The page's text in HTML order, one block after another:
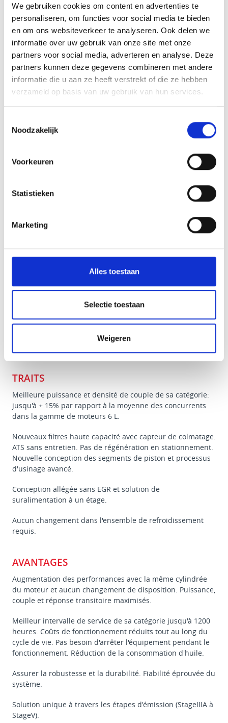
We gebruiken cookies om content en advertenties te
personaliseren, om functies voor social media te bieden
en om ons websiteverkeer te analyseren. Ook delen we
informatie over uw gebruik van onze site met onze
partners voor social media, adverteren en analyse. Deze
partners kunnen deze gegevens combineren met andere
informatie die u aan ze heeft verstrekt of die ze hebben
verzameld op basis van uw gebruik van hun services.
Noodzakelijk
Voorkeuren
Statistieken
Marketing
Alles toestaan
Selectie toestaan
Weigeren
L (en ligne)
V (configuration 90 ° "V")
TRAITEMENT DE L'AIR
TCA (turbocompressé avec refroidisseur d'admission)
TC (turbocompressé)
NA (à aspiration naturelle)
M (mécanique)
EUI (Electronic Unit Injector)
SYSTÈME D'ÉCHAPPEMENT
SCR (réduction catalytique sélective)
KEY ADVANTAGES
TRAITS
Meilleure puissance et densité de couple de sa catégorie:
jusqu'à + 15% par rapport à la moyenne des concurrents
dans la gamme de moteurs 6 L.
Nouveaux filtres haute capacité avec capteur de colmatage.
ATS sans entretien. Pas de régénération en stationnement.
Nouvelle conception des segments de piston et processus
d'usinage avancé.
Conception allégée sans EGR et solution de
suralimentation à un étage.
Aucun changement dans l'ensemble de refroidissement
requis.
AVANTAGES
Augmentation des performances avec la même cylindrée
du moteur et aucun changement de disposition. Puissance,
couple et réponse transitoire maximisés.
Meilleur intervalle de service de sa catégorie jusqu'à 1200
heures. Coûts de fonctionnement réduits tout au long du
cycle de vie. Pas besoin d'arrêter l'équipement pendant le
fonctionnement. Réduction de la consommation d'huile.
Assurer la robustesse et la durabilité. Fiabilité éprouvée du
système.
Solution unique à travers les étapes d'émission (StageIIIA à
StageV).